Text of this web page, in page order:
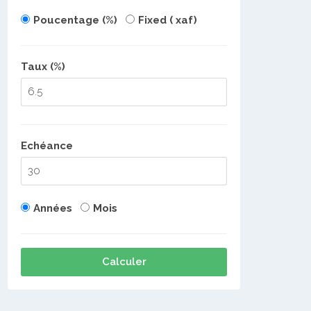
Poucentage (%) Fixed ( xaf)
Taux (%)
Echéance
Années Mois
Calculer